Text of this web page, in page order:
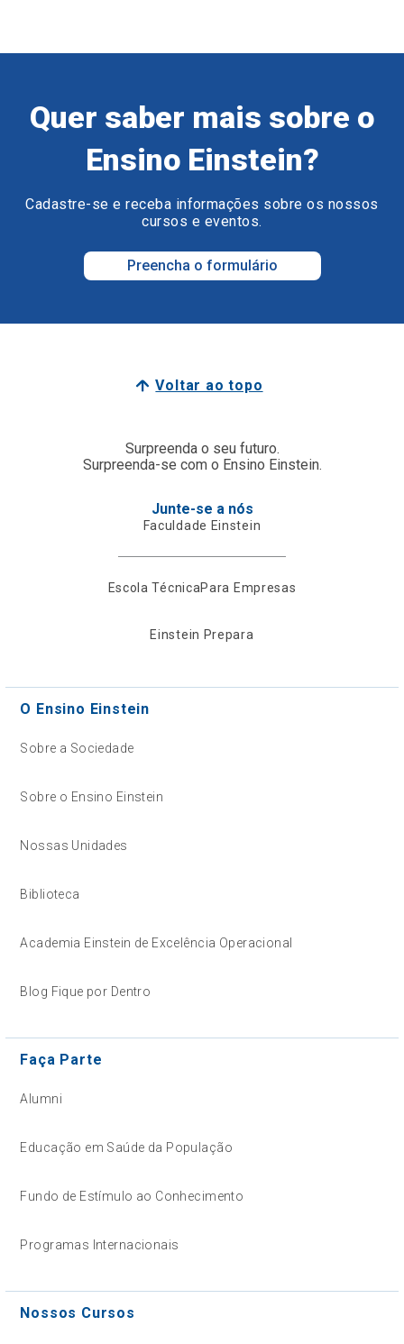
Quer saber mais sobre o
Ensino Einstein?
Cadastre-se e receba informações sobre os nossos
cursos e eventos.
Preencha o formulário
Voltar ao topo
Surpreenda o seu futuro.
Surpreenda-se com o Ensino Einstein.
Junte-se a nós
Faculdade Einstein
Escola TécnicaPara Empresas
Einstein Prepara
O Ensino Einstein
Sobre a Sociedade
Sobre o Ensino Einstein
Nossas Unidades
Biblioteca
Academia Einstein de Excelência Operacional
Blog Fique por Dentro
Faça Parte
Alumni
Educação em Saúde da População
Fundo de Estímulo ao Conhecimento
Programas Internacionais
Nossos Cursos